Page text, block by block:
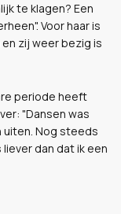
te klagen? Een
Voor haar is
zij weer bezig is
periode heeft
"Dansen was
uiten. Nog steeds
dan dat ik een